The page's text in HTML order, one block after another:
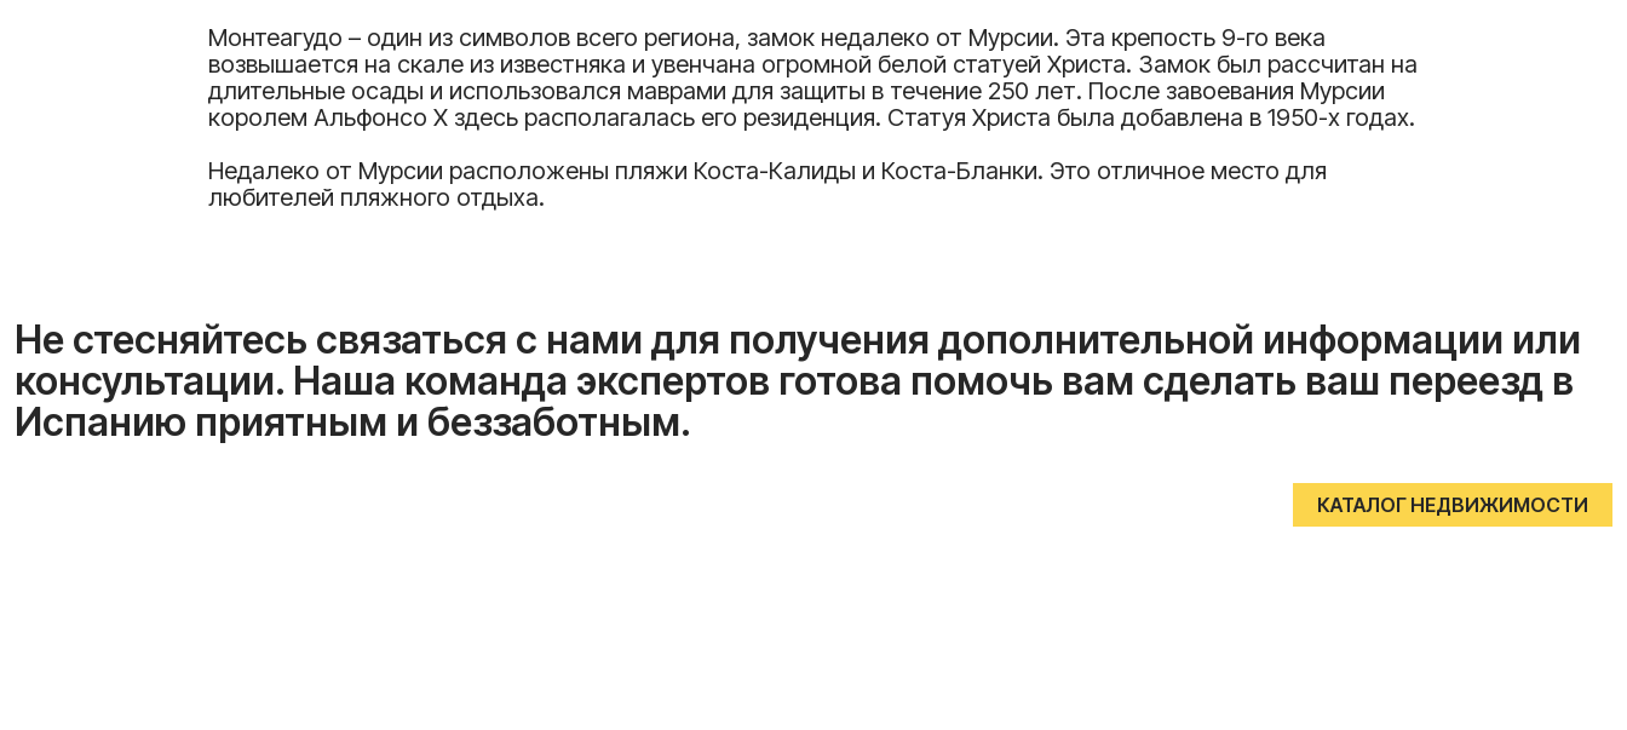
Монтеагудо – один из символов всего региона, замок недалеко от Мурсии. Эта крепость 9-го века
возвышается на скале из известняка и увенчана огромной белой статуей Христа. Замок был рассчитан на
длительные осады и использовался маврами для защиты в течение 250 лет. После завоевания Мурсии
королем Альфонсо X здесь располагалась его резиденция. Статуя Христа была добавлена ​​в 1950-х годах.
Недалеко от Мурсии расположены пляжи Коста-Калиды и Коста-Бланки. Это отличное место для
любителей пляжного отдыха.
Не стесняйтесь связаться с нами для получения дополнительной информации или
консультации. Наша команда экспертов готова помочь вам сделать ваш переезд в
Испанию приятным и беззаботным.
КАТАЛОГ НЕДВИЖИМОСТИ